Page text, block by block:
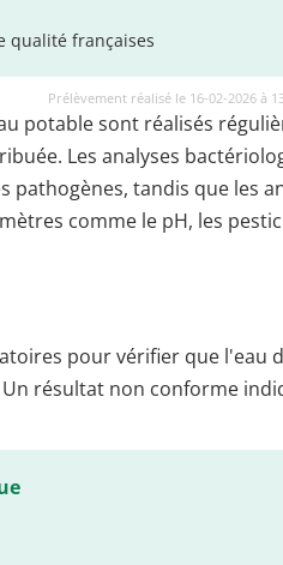
qualité françaises
Prélèvement réalisé le 16-02-2026 à
potable sont réalisés
Les analyses
pathogènes, tandis que les
comme le pH, les
pour vérifier que l'eau
résultat non conforme